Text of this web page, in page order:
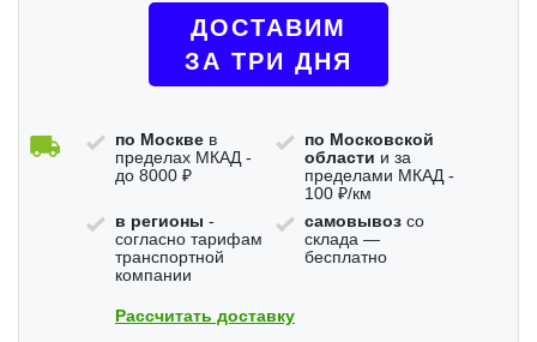
ДОСТАВИМ
ЗА ТРИ ДНЯ
по Москве в
пределах МКАД -
до 8000 ₽
по Московской
области и за
пределами МКАД -
100 ₽/км
в регионы -
согласно тарифам
транспортной
компании
самовывозсо
склада —
бесплатно
Рассчитать доставку